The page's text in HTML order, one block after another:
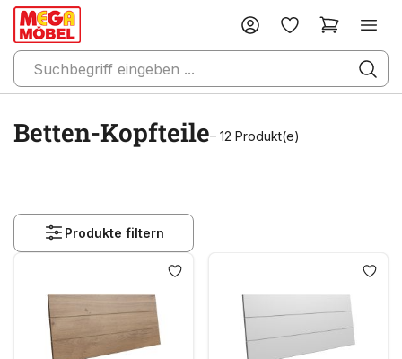
Betten-Kopfteile– 12 Produkt(e)
Produkte filtern